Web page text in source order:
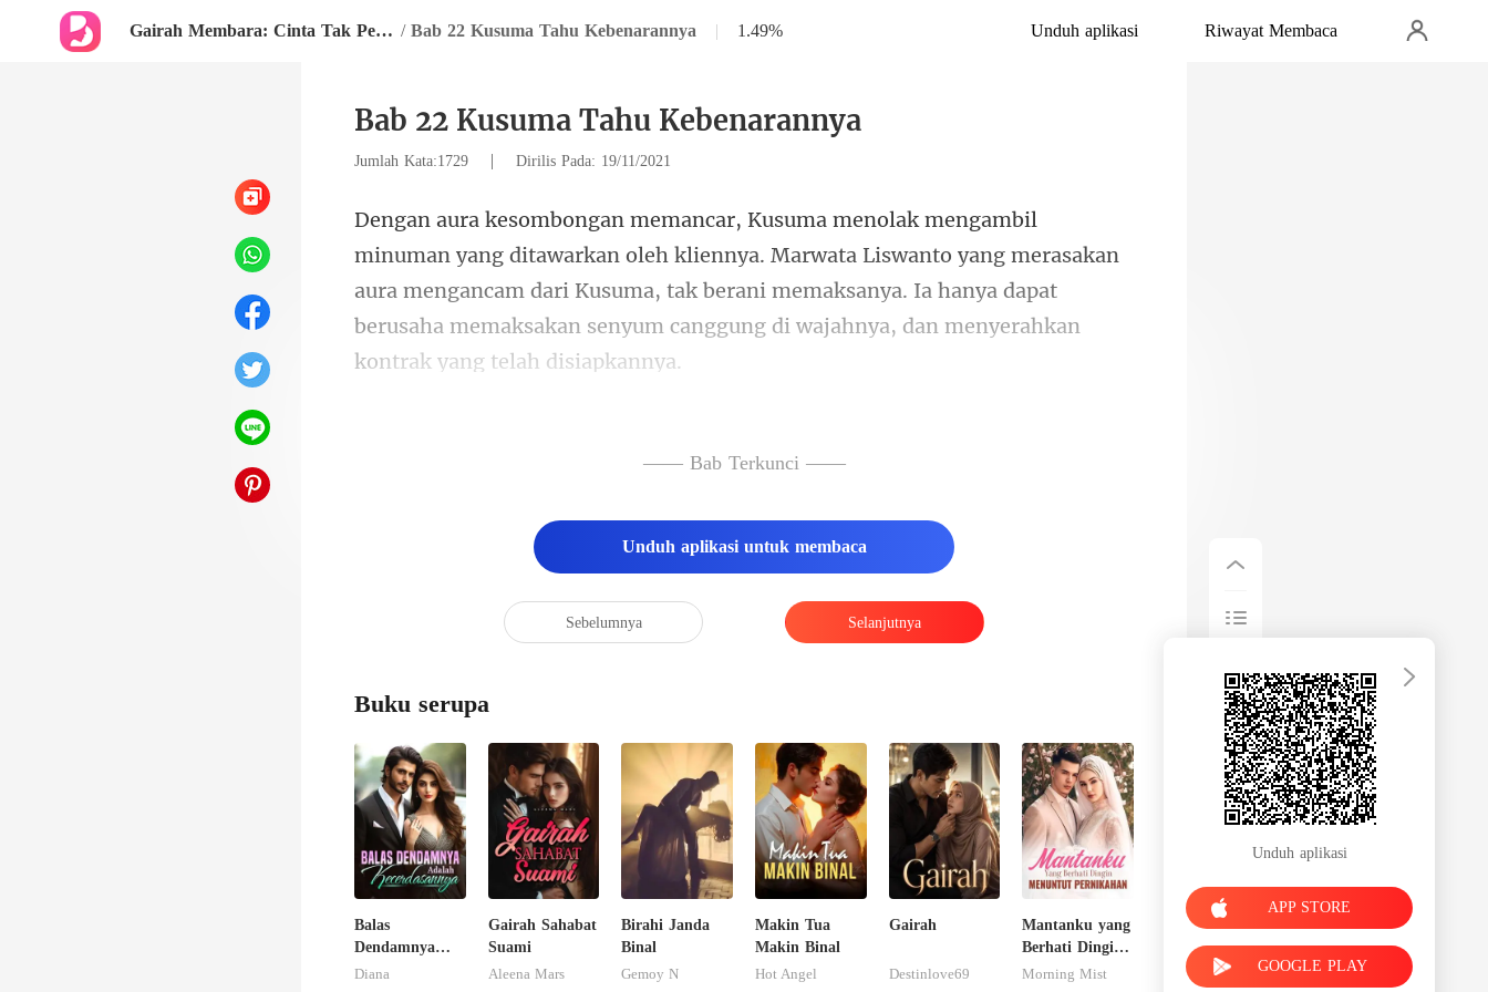
Gairah Membara: Cinta Tak Pernah Mati / Bab 22 Kusuma Tahu Kebenarannya | 1.49% Unduh aplikasi Riwayat Membaca
Bab 22 Kusuma Tahu Kebenarannya
Jumlah Kata:1729 | Dirilis Pada: 19/11/2021
Marwata Liswanto yang merasakan
aura mengancam dari Kusuma, tak berani memaksanya. Ia hanya dapat
—— Bab Terkunci ——
Unduh aplikasi untuk membaca
Sebelumnya Selanjutnya
Buku serupa
Balas
Dendamnya
Adalah
Diana
Gairah Sahabat
Suami
Aleena Mars
Birahi Janda
Binal
Gemoy N
Makin Tua
Makin Binal
Hot Angel
Gairah
Destinlove69
Mantanku yang
Berhati Dingin
Menuntut
Morning Mist
Unduh aplikasi
APP STORE
GOOGLE PLAY